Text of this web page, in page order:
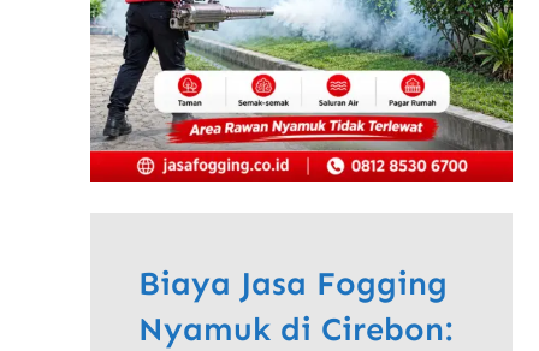
Biaya Jasa Fogging
Nyamuk di Cirebon: